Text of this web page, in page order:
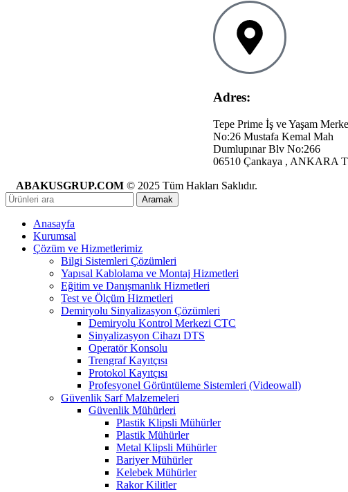
Adres:
Tepe Prime İş ve Yaşam
No:26 Mustafa Kemal Mah
Dumlupınar Blv No:266
06510 Çankaya , ANKARA
ABAKUSGRUP.COM © 2025 Tüm Hakları Saklıdır.
Aramak
Anasayfa
Kurumsal
Çözüm ve Hizmetlerimiz
Bilgi Sistemleri Çözümleri
Yapısal Kablolama ve Montaj Hizmetleri
Eğitim ve Danışmanlık Hizmetleri
Test ve Ölçüm Hizmetleri
Demiryolu Sinyalizasyon Çözümleri
Demiryolu Kontrol Merkezi CTC
Sinyalizasyon Cihazı DTS
Operatör Konsolu
Trengraf Kayıtçısı
Protokol Kayıtçısı
Profesyonel Görüntüleme Sistemleri (Videowall)
Güvenlik Sarf Malzemeleri
Güvenlik Mühürleri
Plastik Klipsli Mühürler
Plastik Mühürler
Metal Klipsli Mühürler
Bariyer Mühürler
Kelebek Mühürler
Rakor Kilitler